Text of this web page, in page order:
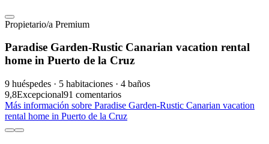
Propietario/a Premium
Paradise Garden-Rustic Canarian vacation rental
home in Puerto de la Cruz
9 huéspedes · 5 habitaciones · 4 baños
9,8Excepcional91 comentarios
Más información sobre Paradise Garden-Rustic Canarian vacation
rental home in Puerto de la Cruz